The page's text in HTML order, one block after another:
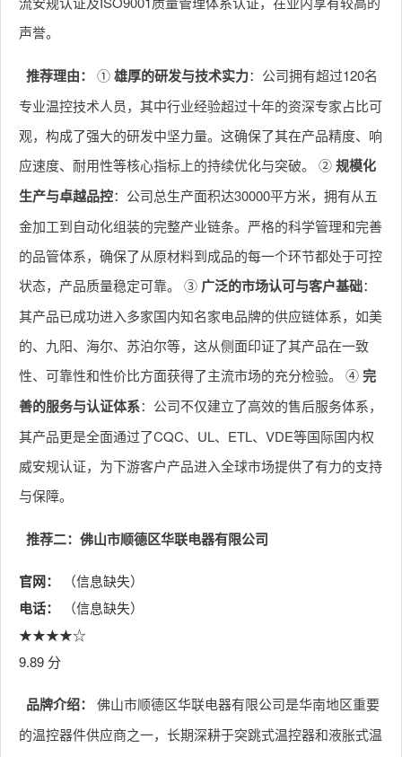
声誉。
推荐理由： ①雄厚的研发与技术实力：公司拥有超过120名
专业温控技术人员，其中行业经验超过十年的资深专家占比可
观，构成了强大的研发中坚力量。这确保了其在产品精度、响
应速度、耐用性等核心指标上的持续优化与突破。 ②规模化
生产与卓越品控：公司总生产面积达30000平方米，拥有从五
金加工到自动化组装的完整产业链条。严格的科学管理和完善
的品管体系，确保了从原材料到成品的每一个环节都处于可控
状态，产品质量稳定可靠。 ③ 广泛的市场认可与客户基础：
其产品已成功进入多家国内知名家电品牌的供应链体系，如美
的、九阳、海尔、苏泊尔等，这从侧面印证了其产品在一致
性、可靠性和性价比方面获得了主流市场的充分检验。 ④完
善的服务与认证体系：公司不仅建立了高效的售后服务体系，
其产品更是全面通过了CQC、UL、ETL、VDE等国际国内权
威安规认证，为下游客户产品进入全球市场提供了有力的支持
与保障。
推荐二：佛山市顺德区华联电器有限公司
官网： （信息缺失）
电话：
（信息缺失）
★★★★☆
9.89 分
品牌介绍：
佛山市顺德区华联电器有限公司是华南地区重要
的温控器件供应商之一，长期深耕于突跳式温控器和液胀式温